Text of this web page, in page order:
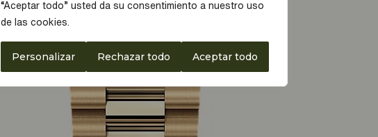
“Aceptar todo” usted da su consentimiento a nuestro uso
de las cookies.
Personalizar Rechazar todo Aceptar todo